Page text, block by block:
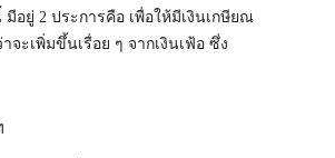
อยู่ 2 ประการคือ เพื่อให้มีเงินเกษียณ
ะเพิ่มขึ้นเรื่อย ๆ จากเงินเฟ้อ ซึ่ง